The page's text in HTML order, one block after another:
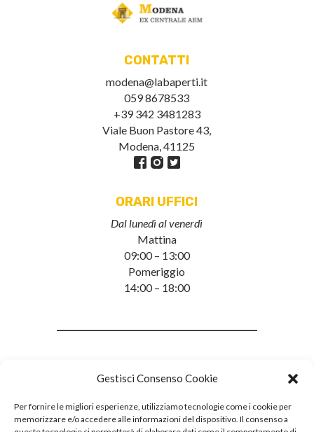
Gestisci Consenso Cookie
Per fornire le migliori esperienze, utilizziamo tecnologie come i cookie per
memorizzare e/o accedere alle informazioni del dispositivo. Il consenso a
CONTATTI
modena@labaperti.it
059 8678533
+39 342 3481283
Viale Buon Pastore 43,
Modena, 41125
ORARI UFFICI
Dal lunedì al venerdì
Mattina
09:00 – 13:00
Pomeriggio
14:00 – 18:00